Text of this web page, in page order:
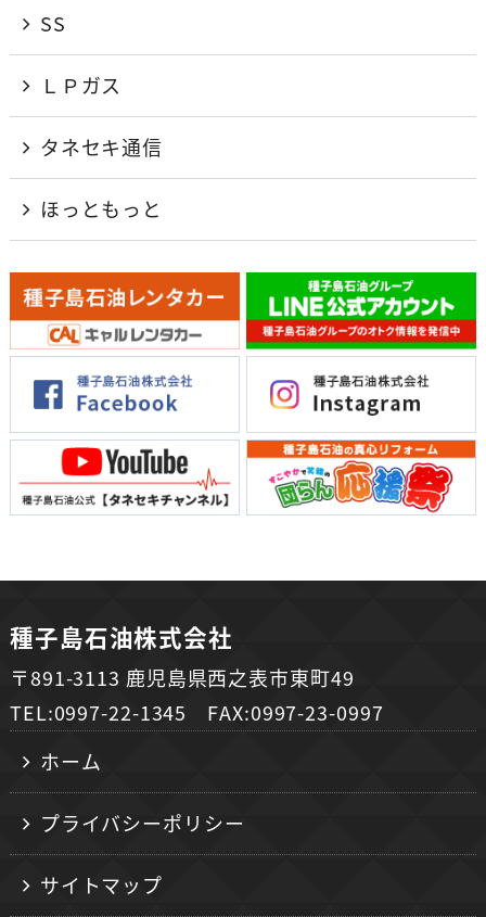
SS
ＬＰガス
タネセキ通信
ほっともっと
種子島石油株式会社
〒891-3113 鹿児島県西之表市東町49
TEL:0997-22-1345 FAX:0997-23-0997
ホーム
プライバシーポリシー
サイトマップ